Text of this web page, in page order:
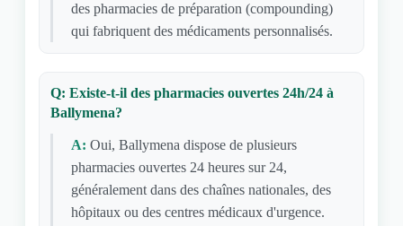
des pharmacies de préparation (compounding)
qui fabriquent des médicaments personnalisés.
Q: Existe-t-il des pharmacies ouvertes 24h/24 à
Ballymena?
A: Oui, Ballymena dispose de plusieurs
pharmacies ouvertes 24 heures sur 24,
généralement dans des chaînes nationales, des
hôpitaux ou des centres médicaux d'urgence.